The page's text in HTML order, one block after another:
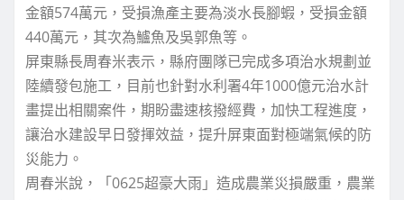
金額574萬元，受損漁產主要為淡水長腳蝦，受損金額
440萬元，其次為鱸魚及吳郭魚等。
屏東縣長周春米表示，縣府團隊已完成多項治水規劃並
陸續發包施工，目前也針對水利署4年1000億元治水計
畫提出相關案件，期盼盡速核撥經費，加快工程進度，
讓治水建設早日發揮效益，提升屏東面對極端氣候的防
災能力。
周春米說，「0625超豪大雨」造成農業災損嚴重，農業